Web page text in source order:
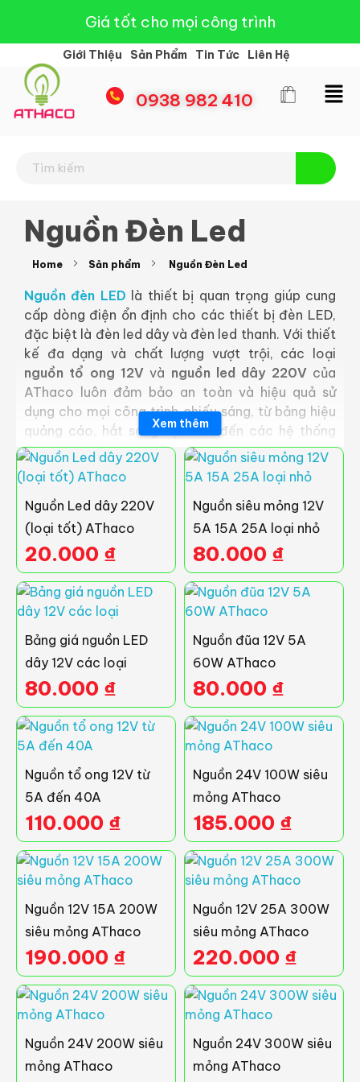
Giá tốt cho mọi công trình
Giới Thiệu Sản Phẩm Tin Tức Liên Hệ
0938 982 410
Nguồn Đèn Led
Home Sản phẩm Nguồn Đèn Led
Nguồn đèn LED là thiết bị quan trọng giúp cung
cấp dòng điện ổn định cho các thiết bị đèn LED,
đặc biệt là đèn led dây và đèn led thanh. Với thiết
kế đa dạng và chất lượng vượt trội, các loại
nguồn tổ ong 12V và nguồn led dây 220Vcủa
AThaco luôn đảm bảo an toàn và hiệu quả sử
dụng cho mọi công trình chiếu sáng, từ bảng hiệu
quảng cáo, hắt sáng nội thất đến các hệ thống
đèn chiếu sáng ngoài trời.
Nguồn tổ ong 12V AThaco – Đa dạng
công suất cho mọi nhu cầu
Nguồn tổ ong 12V của AThaco được thiết kế với
công suất từ5Ađến40A, phù hợp để biến đổi
dòng điện xoay chiều 110V/220Vthành dòng
điện một chiều
. Sản phẩm có tích hợp
thiết bị, đặc biệt khi công suất tiêu thụ vượt quá
giới hạn nguồn. Đây là lựa chọn lý tưởng cho các
công trình đòi hỏi nguồn điện ổn định như
thanhvàđèn led dây.
Ưu điểm nổi bật:
Đa dạng công suất: Từ60W đến 480W
nguồn 12V AThaco đáp ứng mọi nhu cầu từ
chiếu sáng nhỏ lẻ đến hệ thống chiếu sáng
lớn như nhà xưởng, bảng hiệu quảng cáo.
Chống cháy nổ: Với IC chống quá tải và
thiết kế cách điện an toàn, nguồn tổ ong 12V
lâu dài.
Tản nhiệt tốt
: Lớp vỏ nhôm dày giúp tản
nhiệt nhanh, giữ cho thiết bị hoạt động ổn
định trong thời gian dài mà không gây quá
nhiệt.
hành chính hãng 12 tháng, mang lại sự yên
tâm tuyệt đối cho người dùng.
Xem thêm
Nguồn Led dây 220V
(loại tốt) AThaco
20.000 ₫
Nguồn siêu mỏng 12V
5A 15A 25A loại nhỏ
80.000 ₫
Bảng giá nguồn LED
dây 12V các loại
80.000 ₫
Nguồn đũa 12V 5A
60W AThaco
80.000 ₫
Nguồn tổ ong 12V từ
5A đến 40A
110.000 ₫
Nguồn 24V 100W siêu
mỏng AThaco
185.000 ₫
Nguồn 12V 15A 200W
siêu mỏng AThaco
190.000 ₫
Nguồn 12V 25A 300W
siêu mỏng AThaco
220.000 ₫
Nguồn 24V 200W siêu
mỏng AThaco
Nguồn 24V 300W siêu
mỏng AThaco